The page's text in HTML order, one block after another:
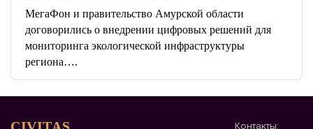
МегаФон и правительство Амурской области
договорились о внедрении цифровых решений для
мониторинга экологической инфраструктуры
региона….
Контакты: